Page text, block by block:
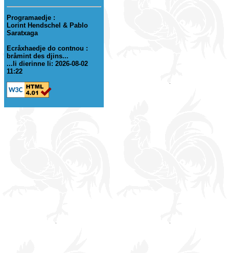
Programaedje :
Lorint Hendschel & Pablo
Saratxaga
Ecråxhaedje do contnou :
bråmint des djins...
...li dierinne li: 2026-08-02
11:22